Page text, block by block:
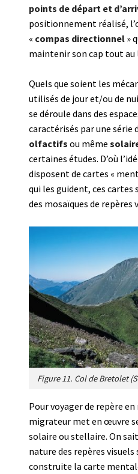
points de départ et
positionnement réalisé,
« compas directionnel »
maintenir son cap tout au
Quels que soient les
utilisés de jour et/ou de
se déroule dans des
caractérisés par une série
olfactifs ou même
certaines études. D’où
disposent de cartes «
qui les guident, ces
des mosaïques de repères
Pour voyager de repère en
migrateur met en œuvre
solaire ou stellaire. On
nature des repères visuels
construite la carte